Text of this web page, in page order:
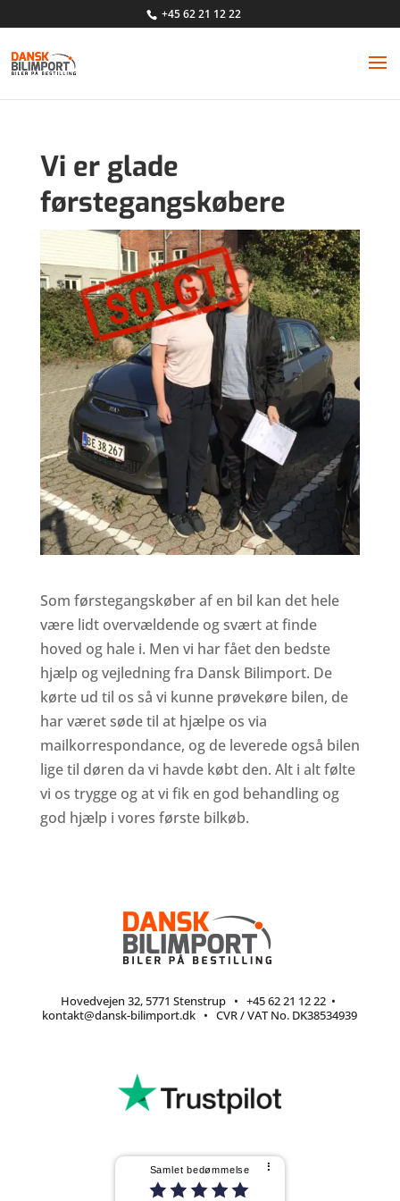
+45 62 21 12 22
Vi er glade
førstegangskøbere
Som førstegangskøber af en bil kan det hele
være lidt overvældende og svært at finde
hoved og hale i. Men vi har fået den bedste
hjælp og vejledning fra Dansk Bilimport. De
kørte ud til os så vi kunne prøvekøre bilen, de
har været søde til at hjælpe os via
mailkorrespondance, og de leverede også bilen
lige til døren da vi havde købt den. Alt i alt følte
vi os trygge og at vi fik en god behandling og
god hjælp i vores første bilkøb.
Hovedvejen 32, 5771 Stenstrup •+45 62 21 12 22 •
kontakt@dansk-bilimport.dk • CVR / VAT No. DK38534939
Samlet bedømmelse ⠇